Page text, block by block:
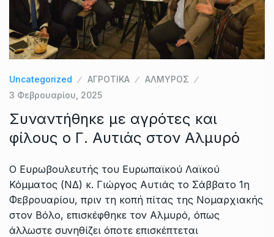
Uncategorized ΑΓΡΟΤΙΚΑ
ΑΛΜΥΡΟΣ
3 Φεβρουαρίου, 2025
Συναντήθηκε με αγρότες και
φίλους ο Γ. Αυτιάς στον Αλμυρό
Ο Ευρωβουλευτής του Ευρωπαϊκού Λαϊκού
Κόμματος (ΝΔ) κ. Γιώργος Αυτιάς το Σάββατο 1η
Φεβρουαρίου, πριν τη κοπή πίτας της Νομαρχιακής
στον Βόλο, επισκέφθηκε τον Αλμυρό, όπως
άλλωστε συνηθίζει όποτε επισκέπτεται